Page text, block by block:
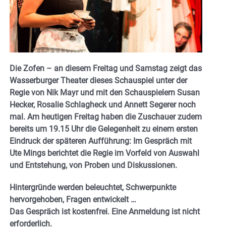
Die Zofen – an diesem Freitag und Samstag zeigt das
Wasserburger Theater dieses Schauspiel unter der
Regie von Nik Mayr und mit den Schauspielern Susan
Hecker, Rosalie Schlagheck und Annett Segerer noch
mal. Am heutigen Freitag haben die Zuschauer zudem
bereits um 19.15 Uhr die Gelegenheit zu einem ersten
Eindruck der späteren Aufführung: Im Gespräch mit
Ute Mings berichtet die Regie im Vorfeld von Auswahl
und Entstehung, von Proben und Diskussionen.
Hintergründe werden beleuchtet, Schwerpunkte
hervorgehoben, Fragen entwickelt …
Das Gespräch ist kostenfrei. Eine Anmeldung ist nicht
erforderlich.